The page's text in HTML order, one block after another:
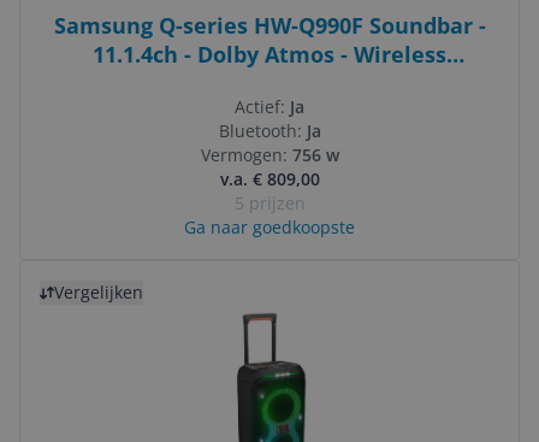
Samsung Q-series HW-Q990F Soundbar -
11.1.4ch - Dolby Atmos - Wireless
Actief: Ja
Bluetooth: Ja
Vermogen: 756 w
v.a. € 809,00
5 prijzen
Ga naar goedkoopste
Vergelijken